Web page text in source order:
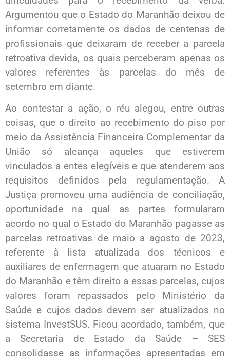
Argumentou que o Estado do Maranhão deixou de
informar corretamente os dados de centenas de
profissionais que deixaram de receber a parcela
retroativa devida, os quais perceberam apenas os
valores referentes às parcelas do mês de
setembro em diante.
Ao contestar a ação, o réu alegou, entre outras
coisas, que o direito ao recebimento do piso por
meio da Assistência Financeira Complementar da
União só alcança aqueles que estiverem
vinculados a entes elegíveis e que atenderem aos
requisitos definidos pela regulamentação. A
Justiça promoveu uma audiência de conciliação,
oportunidade na qual as partes formularam
acordo no qual o Estado do Maranhão pagasse as
parcelas retroativas de maio a agosto de 2023,
referente à lista atualizada dos técnicos e
auxiliares de enfermagem que atuaram no Estado
do Maranhão e têm direito a essas parcelas, cujos
valores foram repassados pelo Ministério da
Saúde e cujos dados devem ser atualizados no
sistema InvestSUS. Ficou acordado, também, que
a Secretaria de Estado da Saúde – SES
consolidasse as informações apresentadas em